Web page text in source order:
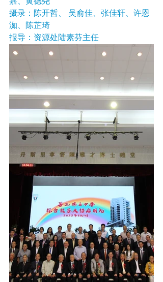
摄录：陈开哲、 吴俞佳、张佳轩、许恩
洳、陈芷琦
报导：资源处陆素芬主任